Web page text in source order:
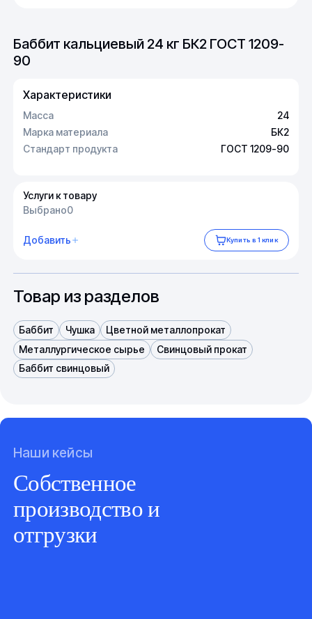
Баббит кальциевый 24 кг БК2 ГОСТ 1209-
90
Характеристики
Масса
24
Марка материала
БК2
Стандарт продукта
ГОСТ 1209-90
Услуги к товару
Выбрано0
Добавить Купить в 1 клик
Товар из разделов
Баббит Чушка
Цветной металлопрокат
Металлургическое сырье
Свинцовый прокат
Баббит свинцовый
Наши кейсы
Собственное
производство и
отгрузки